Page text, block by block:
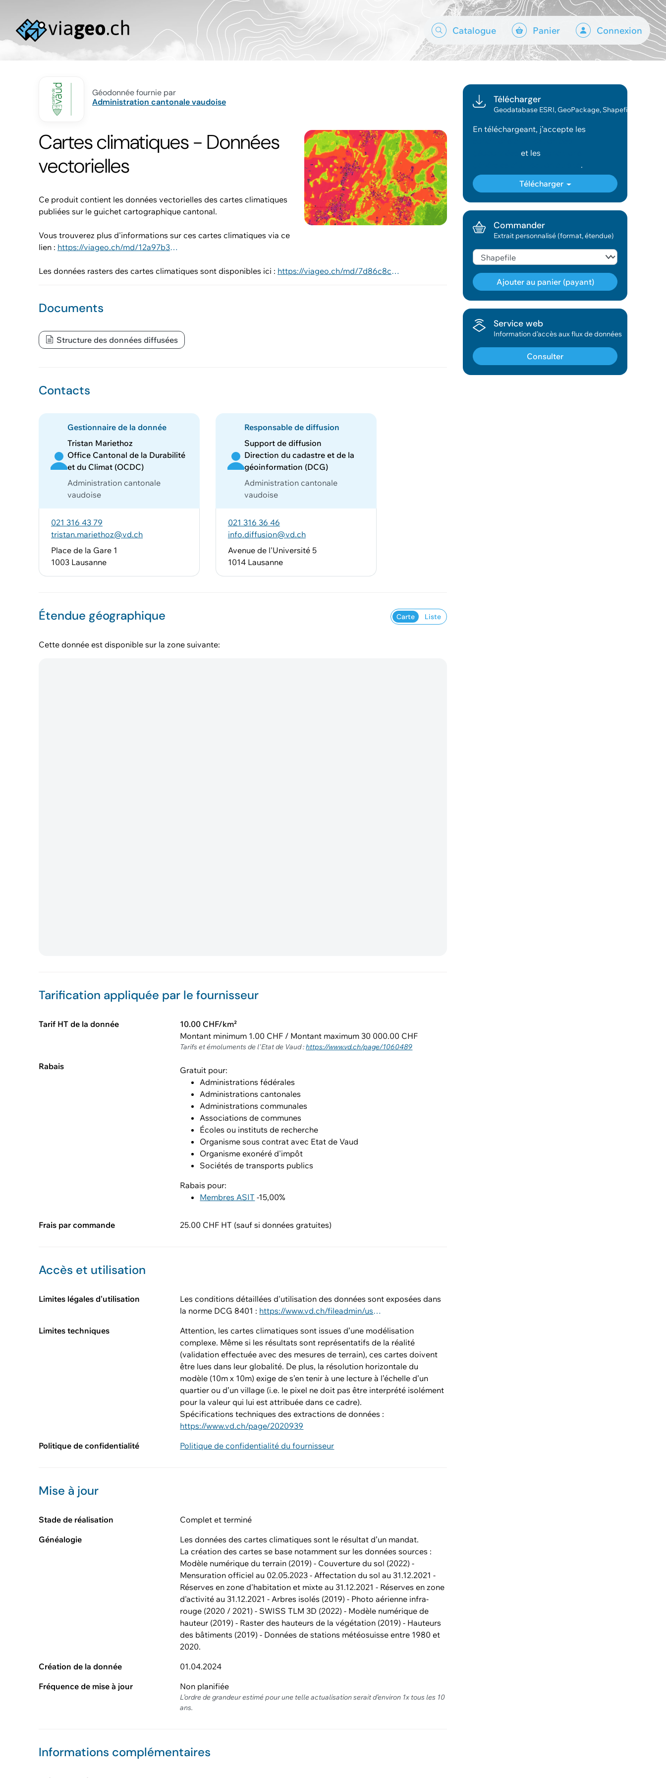
Catalogue Panier Connexion
Géodonnée fournie par
Administration cantonale vaudoise
Cartes climatiques - Données
vectorielles
Ce produit contient les données vectorielles des cartes climatiques
publiées sur le guichet cartographique cantonal.
Vous trouverez plus d'informations sur ces cartes climatiques via ce
lien :
https://viageo.ch/md/12a97b3b-d04c-4979-a002-89b45ce78bff
Les données rasters des cartes climatiques sont disponibles ici : https://viageo.ch/md/7d86c8c3-9349-42b0-9c22-7b8029ce495c
Documents
Structure des données diffusées
Contacts
Gestionnaire de la donnée
Tristan Mariethoz
Office Cantonal de la Durabilité
et du Climat (OCDC)
Administration cantonale
vaudoise
021 316 43 79
tristan.mariethoz@vd.ch
Place de la Gare 1
1003 Lausanne
Responsable de diffusion
Support de diffusion
Direction du cadastre et de la
géoinformation (DCG)
Administration cantonale
vaudoise
021 316 36 46
info.diffusion@vd.ch
Avenue de l'Université 5
1014 Lausanne
Carte Liste
Étendue géographique
Cette donnée est disponible sur la zone suivante:
Tarification appliquée par le fournisseur
Tarif HT de la donnée
10.00 CHF/km²
Montant minimum 1.00 CHF / Montant maximum 30 000.00 CHF
Tarifs et émoluments de l'Etat de Vaud :https://www.vd.ch/page/1060489
Rabais
Gratuit pour:
Administrations fédérales
Administrations cantonales
Administrations communales
Associations de communes
Écoles ou instituts de recherche
Organisme sous contrat avec Etat de Vaud
Organisme exonéré d'impôt
Sociétés de transports publics
Rabais pour:
Membres ASIT -15,00%
Frais par commande 25.00 CHF HT (sauf si données gratuites)
Accès et utilisation
Limites légales d'utilisation
Les conditions détaillées d'utilisation des données sont exposées dans
la norme DCG 8401 :
https://www.vd.ch/fileadmin/user_upload/dinf/8000/8401.pdf
Limites techniques
Attention, les cartes climatiques sont issues d’une modélisation
complexe. Même si les résultats sont représentatifs de la réalité
(validation effectuée avec des mesures de terrain), ces cartes doivent
être lues dans leur globalité. De plus, la résolution horizontale du
modèle (10m x 10m) exige de s’en tenir à une lecture à l’échelle d’un
quartier ou d’un village (i.e. le pixel ne doit pas être interprété isolément
pour la valeur qui lui est attribuée dans ce cadre).
Spécifications techniques des extractions de données :
https://www.vd.ch/page/2020939
Politique de confidentialité
Politique de confidentialité du fournisseur
Mise à jour
Stade de réalisation
Complet et terminé
Généalogie
Les données des cartes climatiques sont le résultat d’un mandat.
La création des cartes se base notamment sur les données sources :
Modèle numérique du terrain (2019) - Couverture du sol (2022) -
Mensuration officiel au 02.05.2023 - Affectation du sol au 31.12.2021 -
Réserves en zone d'habitation et mixte au 31.12.2021 - Réserves en zone
d'activité au 31.12.2021 - Arbres isolés (2019) - Photo aérienne infra-
rouge (2020 / 2021) - SWISS TLM 3D (2022) - Modèle numérique de
hauteur (2019) - Raster des hauteurs de la végétation (2019) - Hauteurs
des bâtiments (2019) - Données de stations météosuisse entre 1980 et
2020.
Création de la donnée
01.04.2024
Fréquence de mise à jour
Non planifiée
L’ordre de grandeur estimé pour une telle actualisation serait d’environ 1x tous les 10
ans.
Informations complémentaires
Télécharger
Geodatabase ESRI, GeoPackage, Shapefile
En téléchargeant, j’accepte les
et les
.
Télécharger
Commander
Extrait personnalisé (format, étendue)
Ajouter au panier (payant)
Géodonnée ajoutée au panier !
Voir le panier
Service web
Information d’accès aux flux de données
Consulter